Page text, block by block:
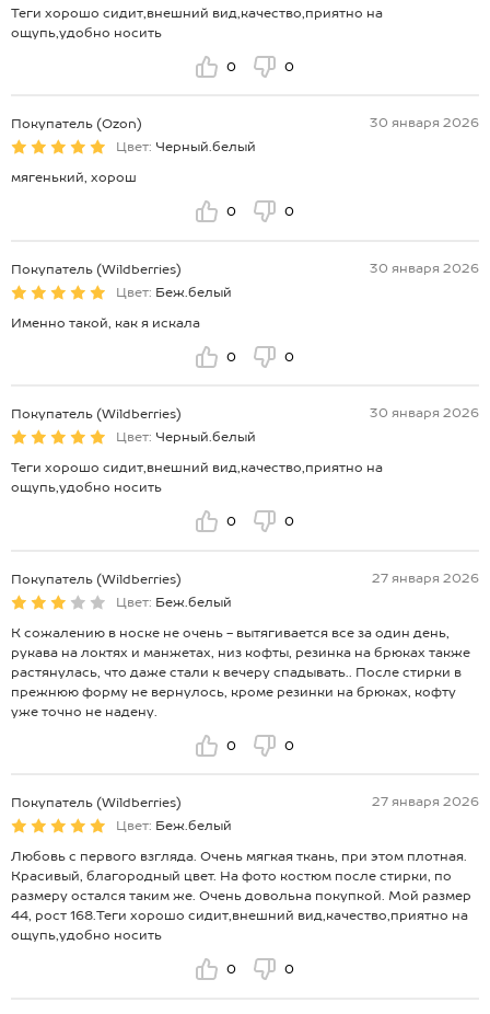
Теги хорошо сидит,внешний вид,качество,приятно на
ощупь,удобно носить
0 0
Покупатель (Ozon)
30 января 2026
Цвет: Черный.белый
мягенький, хорош
0 0
Покупатель (Wildberries)
30 января 2026
Цвет: Беж.белый
Именно такой, как я искала
0 0
Покупатель (Wildberries)
30 января 2026
Цвет: Черный.белый
Теги хорошо сидит,внешний вид,качество,приятно на
ощупь,удобно носить
0 0
Покупатель (Wildberries)
27 января 2026
Цвет: Беж.белый
К сожалению в носке не очень - вытягивается все за один день,
рукава на локтях и манжетах, низ кофты, резинка на брюках также
растянулась, что даже стали к вечеру спадывать.. После стирки в
прежнюю форму не вернулось, кроме резинки на брюках, кофту
уже точно не надену.
0 0
Покупатель (Wildberries)
27 января 2026
Цвет: Беж.белый
Любовь с первого взгляда. Очень мягкая ткань, при этом плотная.
Красивый, благородный цвет. На фото костюм после стирки, по
размеру остался таким же. Очень довольна покупкой. Мой размер
44, рост 168.Теги хорошо сидит,внешний вид,качество,приятно на
ощупь,удобно носить
0 0